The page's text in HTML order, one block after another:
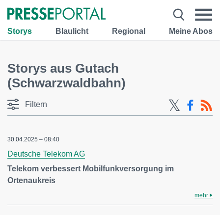
Storys Blaulicht Regional Meine Abos
Storys aus Gutach
(Schwarzwaldbahn)
Filtern
30.04.2025 – 08:40
Deutsche Telekom AG
Telekom verbessert Mobilfunkversorgung im
Ortenaukreis
mehr